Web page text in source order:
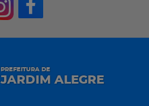
PREFEITURA DE
JARDIM ALEGRE